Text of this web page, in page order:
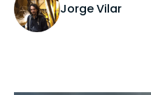
Jorge Vilar